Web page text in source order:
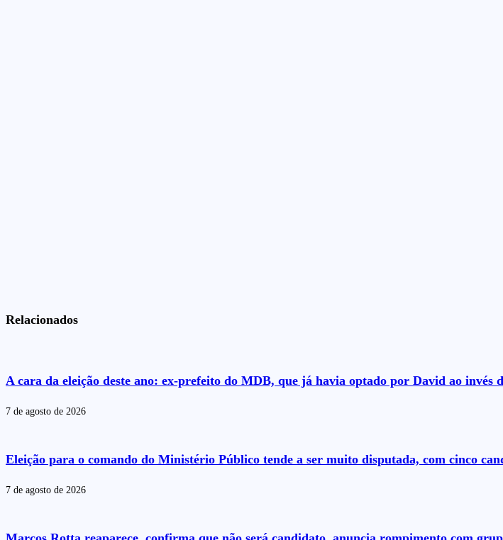
Relacionados
A cara da eleição deste ano: ex-prefeito do MDB, que já havia optado por David ao invés
7 de agosto de 2026
Eleição para o comando do Ministério Público tende a ser muito disputada, com cinco
7 de agosto de 2026